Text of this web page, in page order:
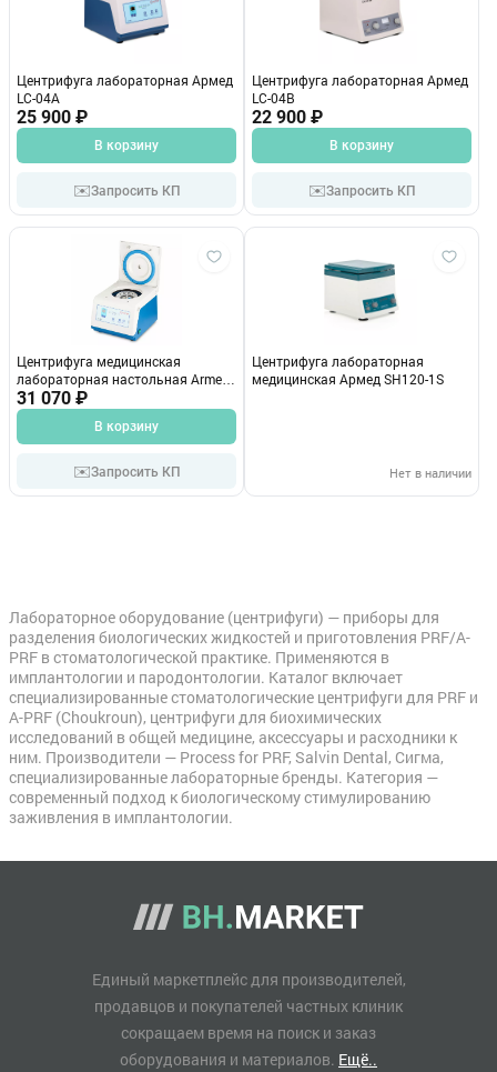
Центрифуга лабораторная Армед
LC-04A
25 900 ₽
В корзину
✉️Запросить КП
Центрифуга лабораторная Армед
LC-04В
22 900 ₽
В корзину
✉️Запросить КП
Центрифуга медицинская
лабораторная настольная Armed
LC-04A, на 12 пробирок
31 070 ₽
В корзину
✉️Запросить КП
Центрифуга лабораторная
медицинская Армед SH120-1S
Нет в наличии
Лабораторное оборудование (центрифуги) — приборы для
разделения биологических жидкостей и приготовления PRF/A-
PRF в стоматологической практике. Применяются в
имплантологии и пародонтологии. Каталог включает
специализированные стоматологические центрифуги для PRF и
A-PRF (Choukroun), центрифуги для биохимических
исследований в общей медицине, аксессуары и расходники к
ним. Производители — Process for PRF, Salvin Dental, Сигма,
специализированные лабораторные бренды. Категория —
современный подход к биологическому стимулированию
заживления в имплантологии.
Единый маркетплейс для производителей,
продавцов и покупателей частных клиник
сокращаем время на поиск и заказ
оборудования и материалов. Ещё..